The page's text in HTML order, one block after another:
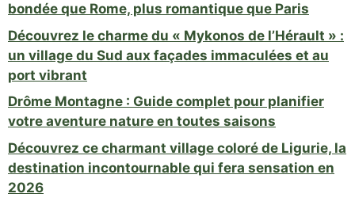
bondée que Rome, plus romantique que Paris
Découvrez le charme du « Mykonos de l’Hérault » :
un village du Sud aux façades immaculées et au
port vibrant
Drôme Montagne : Guide complet pour planifier
votre aventure nature en toutes saisons
Découvrez ce charmant village coloré de Ligurie, la
destination incontournable qui fera sensation en
2026